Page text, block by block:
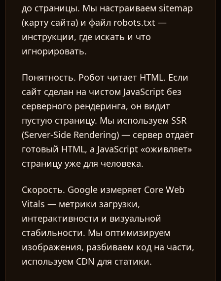
до страницы. Мы настраиваем sitemap
(карту сайта) и файл robots.txt —
инструкции, где искать и что
игнорировать.
Понятность. Робот читает HTML. Если
сайт сделан на чистом JavaScript без
серверного рендеринга, он видит
пустую страницу. Мы используем SSR
(Server-Side Rendering) — сервер отдаёт
готовый HTML, а JavaScript «оживляет»
страницу уже для человека.
Скорость. Google измеряет Core Web
Vitals — метрики загрузки,
интерактивности и визуальной
стабильности. Мы оптимизируем
изображения, разбиваем код на части,
используем CDN для статики.